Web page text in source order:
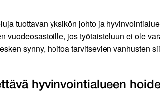
tuottavan yksikön johto ja
vuodeosastoille, jos työtaisteluun ei ole
synny, hoitoa tarvitsevien vanhusten
hyvinvointialueen